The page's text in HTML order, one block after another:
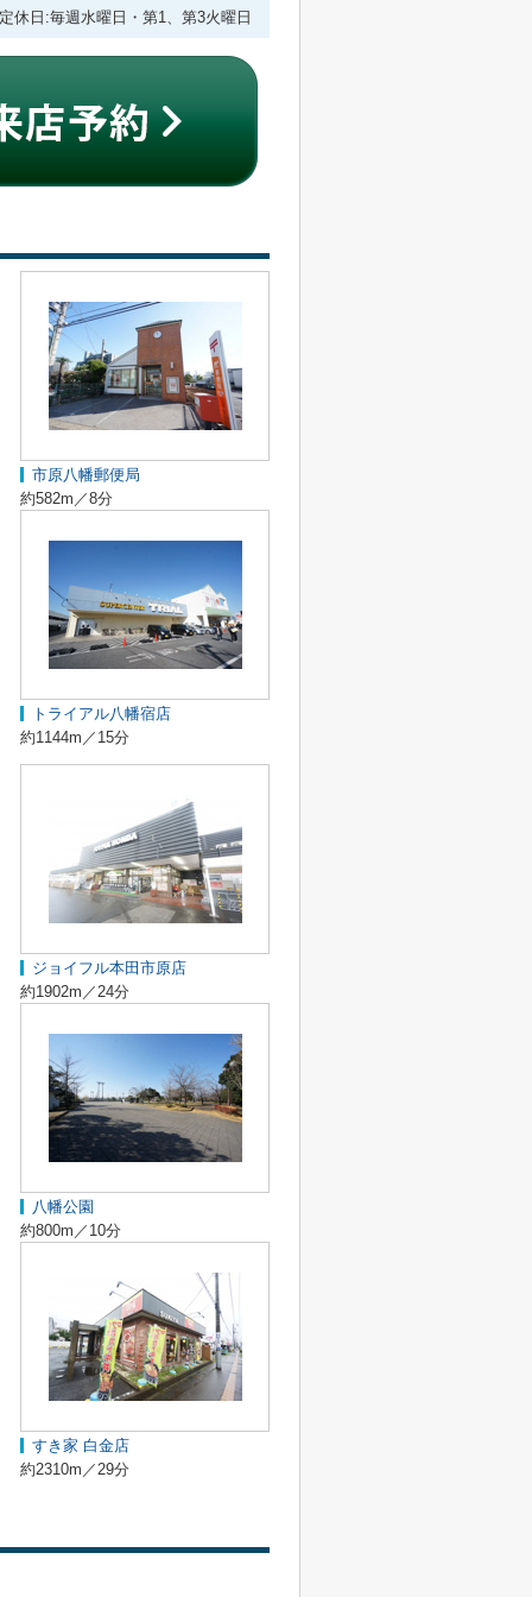
休日:毎週水曜日・第1、第3火曜日
市原八幡郵便局
約582m／8分
トライアル八幡宿店
約1144m／15分
ジョイフル本田市原店
約1902m／24分
八幡公園
約800m／10分
すき家 白金店
約2310m／29分